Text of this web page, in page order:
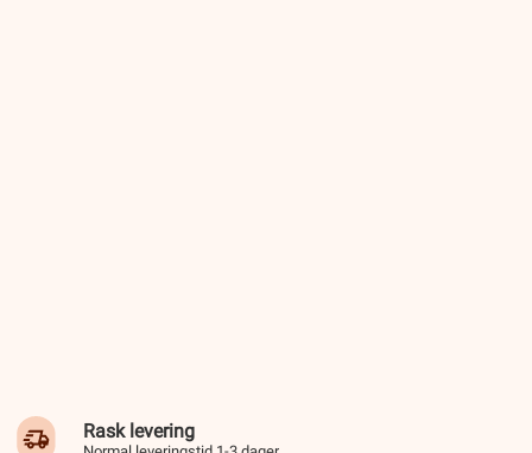
Rask levering